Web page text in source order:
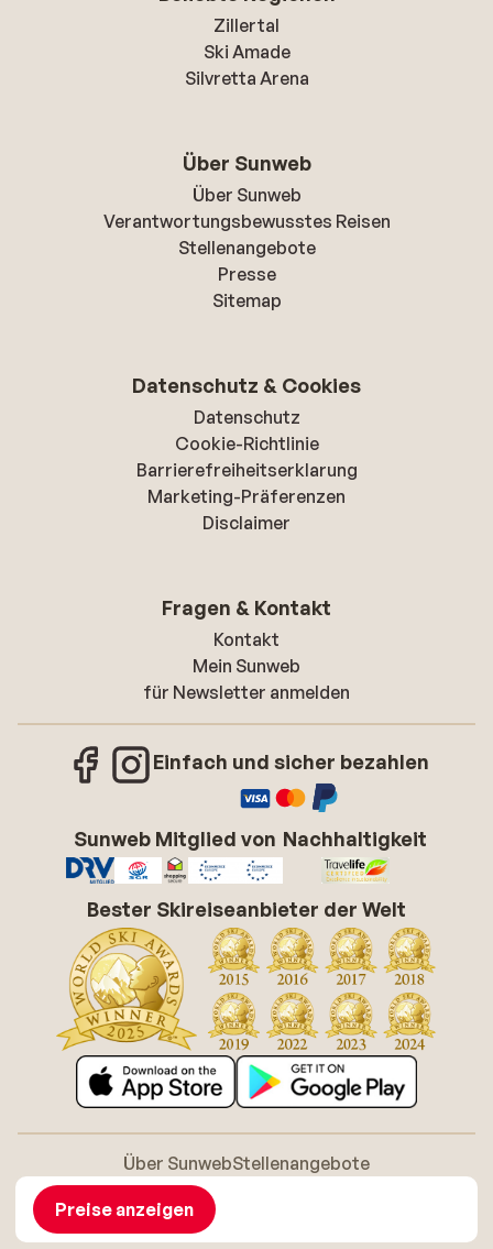
Preise anzeigen
Zillertal
Ski Amade
Silvretta Arena
Über Sunweb
Über Sunweb
Verantwortungsbewusstes Reisen
Stellenangebote
Presse
Sitemap
Datenschutz & Cookies
Datenschutz
Cookie-Richtlinie
Barrierefreiheitserklarung
Marketing-Präferenzen
Disclaimer
Fragen & Kontakt
Kontakt
Mein Sunweb
für Newsletter anmelden
Einfach und sicher bezahlen
Sunweb Mitglied von Nachhaltigkeit
Bester Skireiseanbieter der Welt
Über SunwebStellenangebote
Allgemeine Geschäftsbedingungen (AGB)
Cookie-RichtlinieBarrierefreiheitserklarung
Sitemap